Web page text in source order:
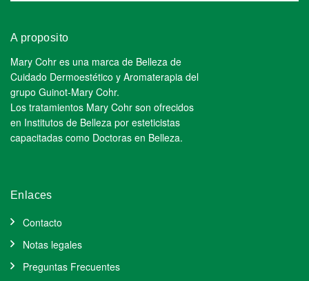
A proposito
Mary Cohr es una marca de Belleza de
Cuidado Dermoestético y Aromaterapia del
grupo Guinot-Mary Cohr.
Los tratamientos Mary Cohr son ofrecidos
en Institutos de Belleza por esteticistas
capacitadas como Doctoras en Belleza.
Enlaces
Contacto
Notas legales
Preguntas Frecuentes